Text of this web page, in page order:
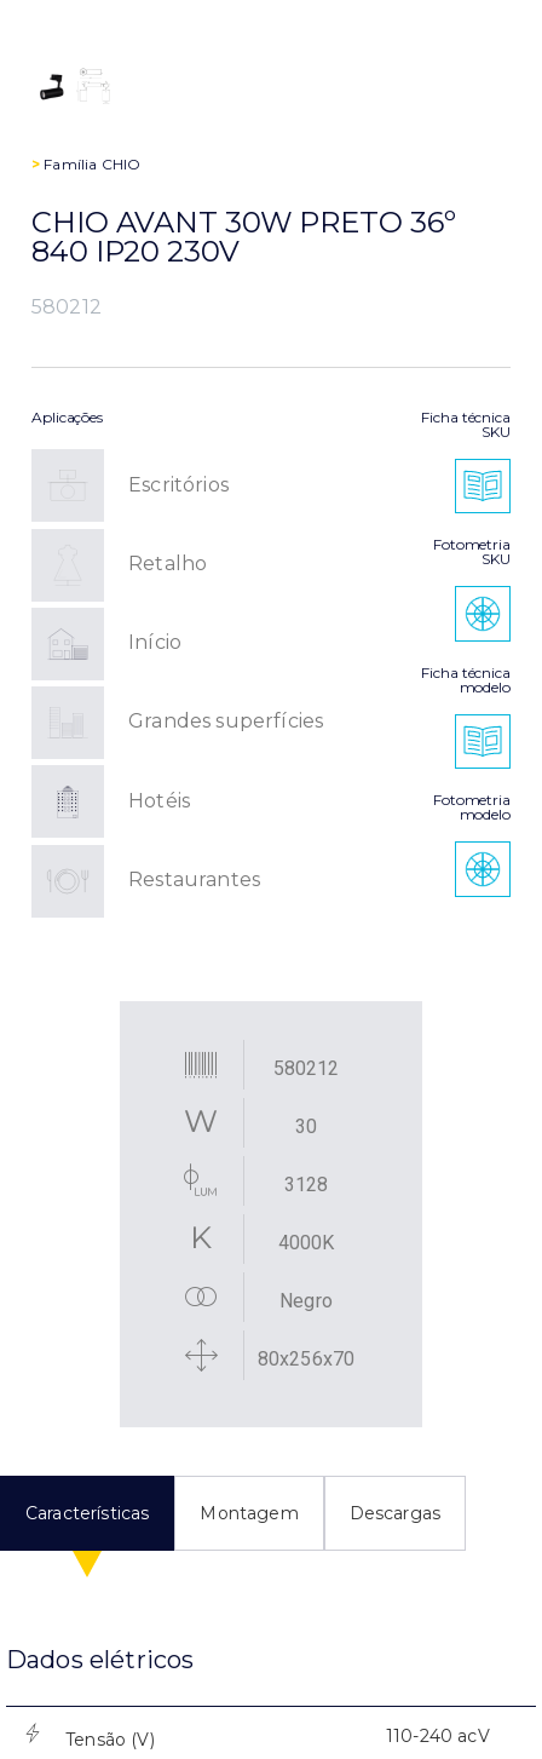
> Família CHIO
CHIO AVANT 30W PRETO 36º
840 IP20 230V
580212
Aplicações
Escritórios
Retalho
Início
Grandes superfícies
Hotéis
Restaurantes
Ficha técnica
SKU
Fotometria
SKU
Ficha técnica
modelo
Fotometria
modelo
580212
30
3128
4000K
Negro
80x256x70
Características Montagem Descargas
Dados elétricos
Tensão (V) 110-240 acV